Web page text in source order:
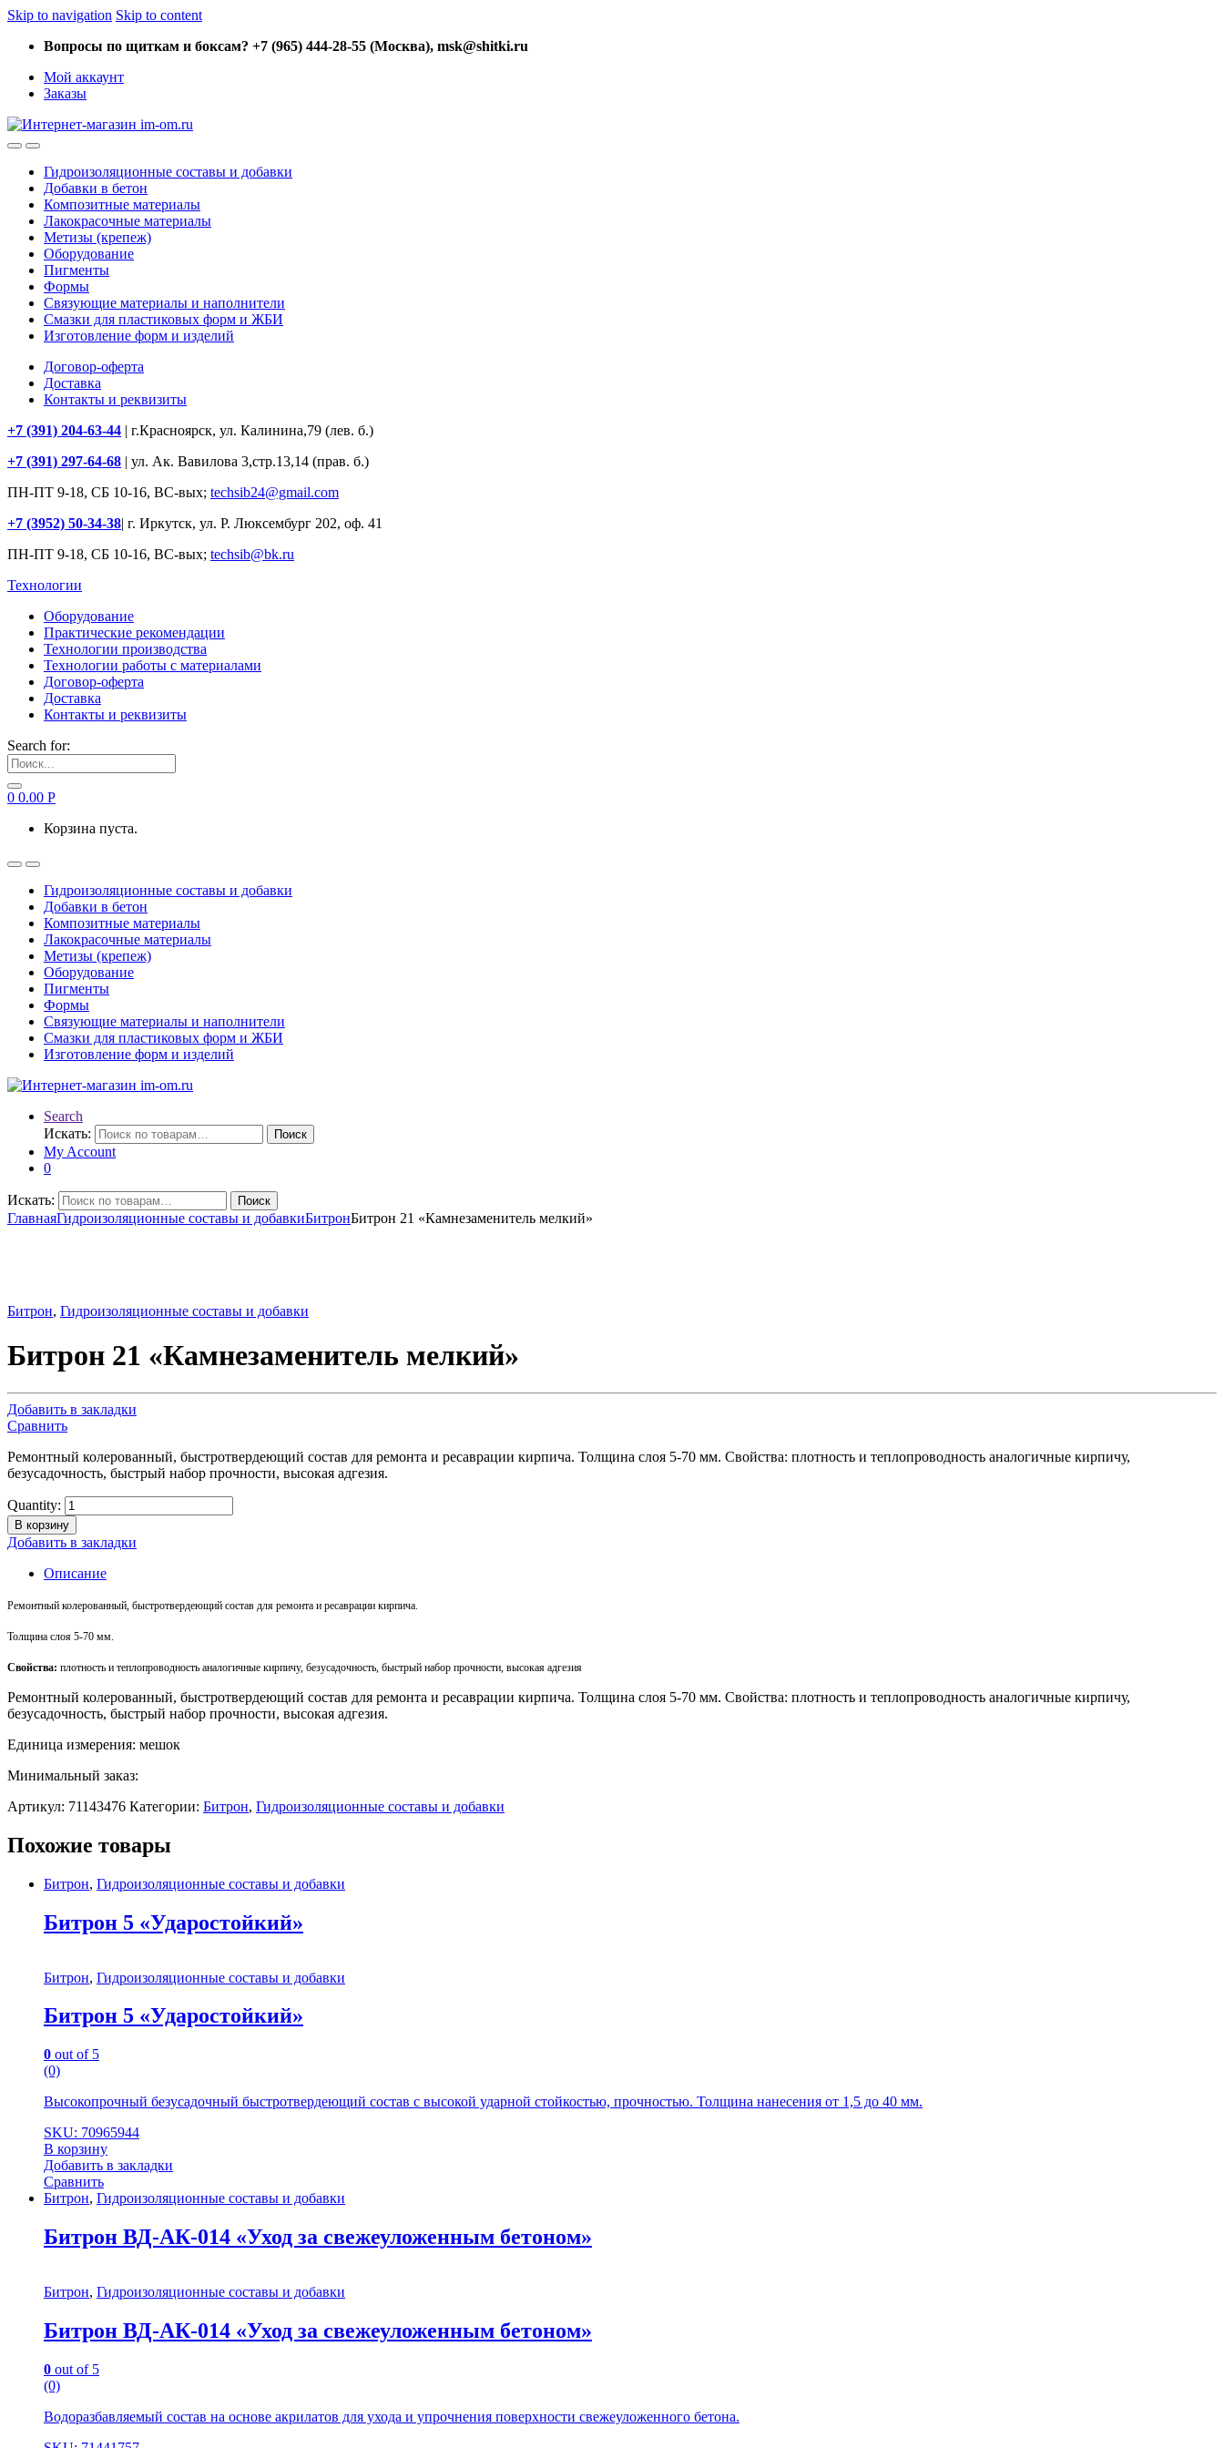
Skip to navigation Skip to content
Вопросы по щиткам и боксам? +7 (965) 444-28-55 (Москва), msk@shitki.ru
Мой аккаунт
Заказы
Гидроизоляционные составы и добавки
Добавки в бетон
Композитные материалы
Лакокрасочные материалы
Метизы (крепеж)
Оборудование
Пигменты
Формы
Связующие материалы и наполнители
Смазки для пластиковых форм и ЖБИ
Изготовление форм и изделий
Договор-оферта
Доставка
Контакты и реквизиты
+7 (391) 204-63-44 | г.Красноярск, ул. Калинина,79 (лев. б.)
+7 (391) 297-64-68 | ул. Ак. Вавилова 3,стр.13,14 (прав. б.)
ПН-ПТ 9-18, СБ 10-16, ВС-вых; techsib24@gmail.com
+7 (3952) 50-34-38| г. Иркутск, ул. Р. Люксембург 202, оф. 41
ПН-ПТ 9-18, СБ 10-16, ВС-вых; techsib@bk.ru
Технологии
Оборудование
Практические рекомендации
Технологии производства
Технологии работы с материалами
Договор-оферта
Доставка
Контакты и реквизиты
Search for:
0 0.00 Р
Корзина пуста.
Гидроизоляционные составы и добавки
Добавки в бетон
Композитные материалы
Лакокрасочные материалы
Метизы (крепеж)
Оборудование
Пигменты
Формы
Связующие материалы и наполнители
Смазки для пластиковых форм и ЖБИ
Изготовление форм и изделий
Search
Искать:
Поиск
My Account
0
Искать: Поиск
ГлавнаяГидроизоляционные составы и добавкиБитронБитрон 21 «Камнезаменитель мелкий»
Битрон, Гидроизоляционные составы и добавки
Битрон 21 «Камнезаменитель мелкий»
Добавить в закладки
Сравнить
Ремонтный колерованный, быстротвердеющий состав для ремонта и ресаврации кирпича. Толщина слоя 5-70 мм. Свойства: плотность и теплопроводность аналогичные кирпичу,
безусадочность, быстрый набор прочности, высокая адгезия.
Quantity:
В корзину
Добавить в закладки
Описание
Ремонтный колерованный, быстротвердеющий состав для ремонта и ресаврации кирпича.
Толщина слоя 5-70 мм.
Свойства: плотность и теплопроводность аналогичные кирпичу, безусадочность, быстрый набор прочности, высокая адгезия
Ремонтный колерованный, быстротвердеющий состав для ремонта и ресаврации кирпича. Толщина слоя 5-70 мм. Свойства: плотность и теплопроводность аналогичные кирпичу,
безусадочность, быстрый набор прочности, высокая адгезия.
Единица измерения: мешок
Минимальный заказ:
Артикул: 71143476 Категории: Битрон, Гидроизоляционные составы и добавки
Похожие товары
Битрон, Гидроизоляционные составы и добавки
Битрон 5 «Ударостойкий»
Битрон, Гидроизоляционные составы и добавки
Битрон 5 «Ударостойкий»
0 out of 5
(0)
Высокопрочный безусадочный быстротвердеющий состав с высокой ударной стойкостью, прочностью. Толщина нанесения от 1,5 до 40 мм.
SKU: 70965944
В корзину
Добавить в закладки
Сравнить
Битрон, Гидроизоляционные составы и добавки
Битрон ВД-АК-014 «Уход за свежеуложенным бетоном»
Битрон, Гидроизоляционные составы и добавки
Битрон ВД-АК-014 «Уход за свежеуложенным бетоном»
0 out of 5
(0)
Водоразбавляемый состав на основе акрилатов для ухода и упрочнения поверхности свежеуложенного бетона.